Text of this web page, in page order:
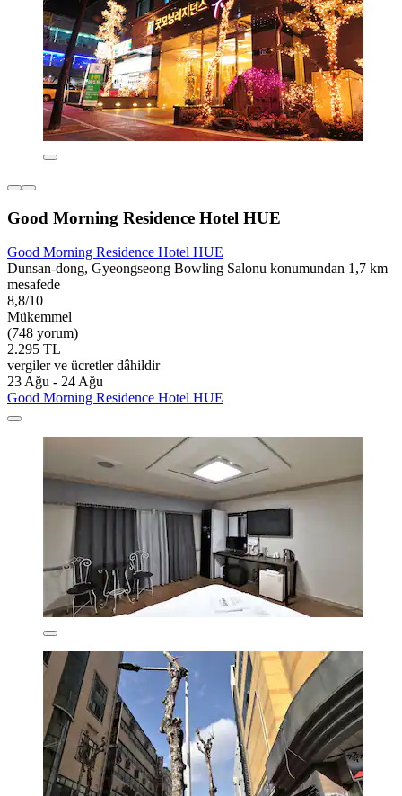
Good Morning Residence Hotel HUE
Good Morning Residence Hotel HUE
Dunsan-dong, Gyeongseong Bowling Salonu konumundan 1,7 km
mesafede
8,8/10
Mükemmel
(748 yorum)
2.295 TL
vergiler ve ücretler dâhildir
23 Ağu - 24 Ağu
Good Morning Residence Hotel HUE